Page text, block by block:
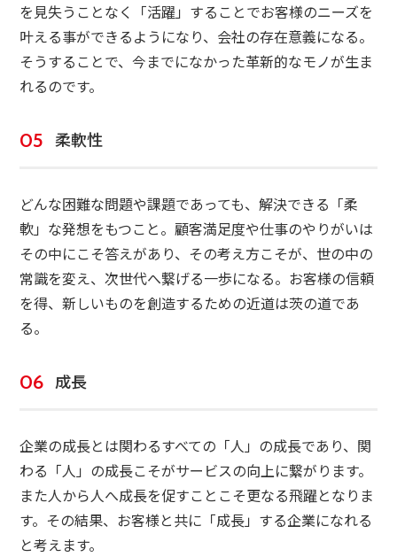
を見失うことなく「活躍」することでお客様のニーズを
叶える事ができるようになり、会社の存在意義になる。
そうすることで、今までになかった革新的なモノが生ま
れるのです。
柔軟性
どんな困難な問題や課題であっても、解決できる「柔
軟」な発想をもつこと。顧客満足度や仕事のやりがいは
その中にこそ答えがあり、その考え方こそが、世の中の
常識を変え、次世代へ繋げる一歩になる。お客様の信頼
を得、新しいものを創造するための近道は茨の道であ
る。
成長
企業の成長とは関わるすべての「人」の成長であり、関
わる「人」の成長こそがサービスの向上に繋がります。
また人から人へ成長を促すことこそ更なる飛躍となりま
す。その結果、お客様と共に「成長」する企業になれる
と考えます。